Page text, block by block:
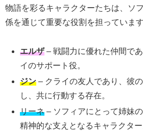
物語を彩るキャラクターたちは、ソ
係を通じて重要な役割を担っています
エルザ– 戦闘力に優れた仲間で
イのサポート役。
ジン – クライの友人であり、彼
し、共に行動する存在。
リーネ – ソフィアにとって姉妹
精神的な支えとなるキャラクター